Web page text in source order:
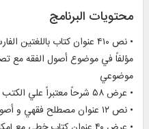
محتويات البرنامج
مؤلفاً في موضوع أصول الفقه مع
موضوعي
• عرض ۵۸ شرحاً معتبراً علي الكتب الأصولية
• نص ۱۲ عنوان مصطلح فقهي و أصولي